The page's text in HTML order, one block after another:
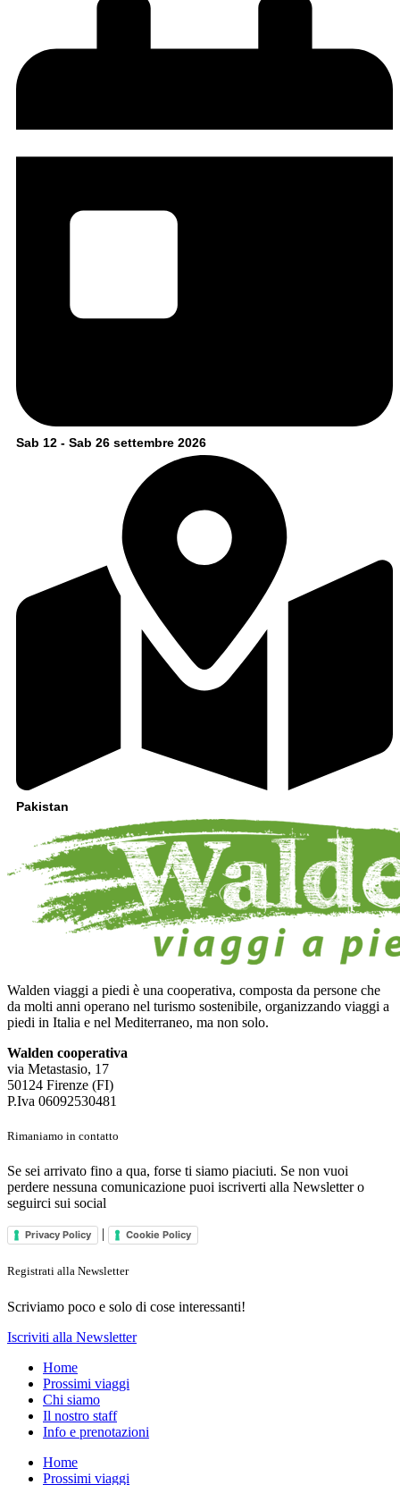
Sab 12 - Sab 26 settembre 2026
Pakistan
Walden viaggi a piedi è una cooperativa, composta da persone che
da molti anni operano nel turismo sostenibile, organizzando viaggi a
piedi in Italia e nel Mediterraneo, ma non solo.
Walden cooperativa
via Metastasio, 17
50124 Firenze (FI)
P.Iva 06092530481
Rimaniamo in contatto
Se sei arrivato fino a qua, forse ti siamo piaciuti. Se non vuoi
perdere nessuna comunicazione puoi iscriverti alla Newsletter o
seguirci sui social
Privacy Policy | Cookie Policy
Registrati alla Newsletter
Scriviamo poco e solo di cose interessanti!
Iscriviti alla Newsletter
Home
Prossimi viaggi
Chi siamo
Il nostro staff
Info e prenotazioni
Home
Prossimi viaggi